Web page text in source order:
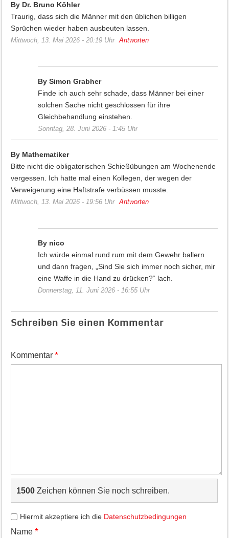
By Dr. Bruno Köhler
Traurig, dass sich die Männer mit den üblichen billigen
Sprüchen wieder haben ausbeuten lassen.
Mittwoch, 13. Mai 2026 - 20:19 Uhr Antworten
By Simon Grabher
Finde ich auch sehr schade, dass Männer bei einer
solchen Sache nicht geschlossen für ihre
Gleichbehandlung einstehen.
Sonntag, 28. Juni 2026 - 1:45 Uhr
By Mathematiker
Bitte nicht die obligatorischen Schießübungen am Wochenende
vergessen. Ich hatte mal einen Kollegen, der wegen der
Verweigerung eine Haftstrafe verbüssen musste.
Mittwoch, 13. Mai 2026 - 19:56 Uhr Antworten
By nico
Ich würde einmal rund rum mit dem Gewehr ballern
und dann fragen, „Sind Sie sich immer noch sicher, mir
eine Waffe in die Hand zu drücken?“ lach.
Donnerstag, 11. Juni 2026 - 16:55 Uhr
Schreiben Sie einen Kommentar
Kommentar *
1500Zeichen können Sie noch schreiben.
Hiermit akzeptiere ich die Datenschutzbedingungen
Name *